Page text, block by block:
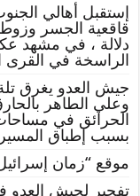
إستقبل أهالي
قاقعية الجسر
دلالة ، في مشهد
الراسخة في القرى
جيش العدو يغرق
وعلي الطاهر
الحرائق في
بسبب إطباق
موقع “زمان
تفجير لجيش العدو